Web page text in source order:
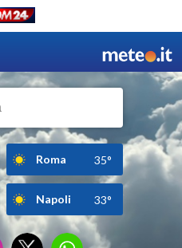
Roma 35°
Napoli 33°